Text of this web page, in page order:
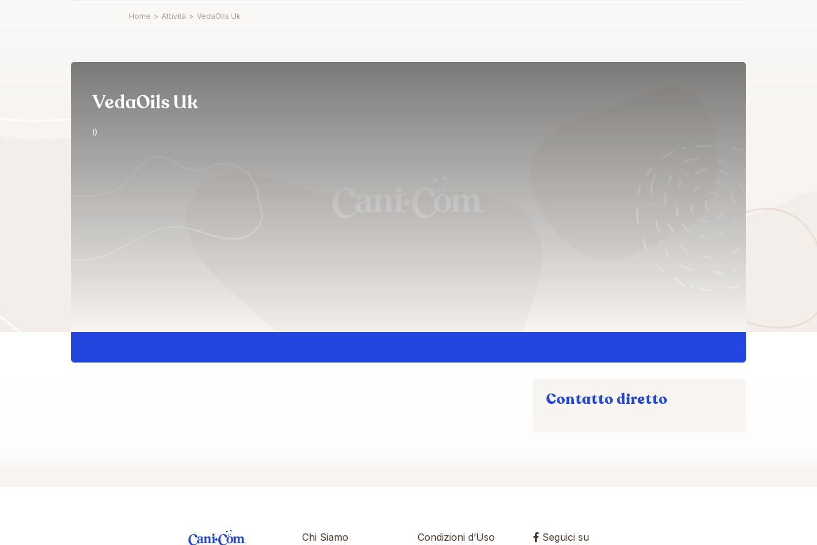
Home > Attività > VedaOils Uk
VedaOils Uk
()
Contatto diretto
Chi Siamo Condizioni d’Uso Seguici su